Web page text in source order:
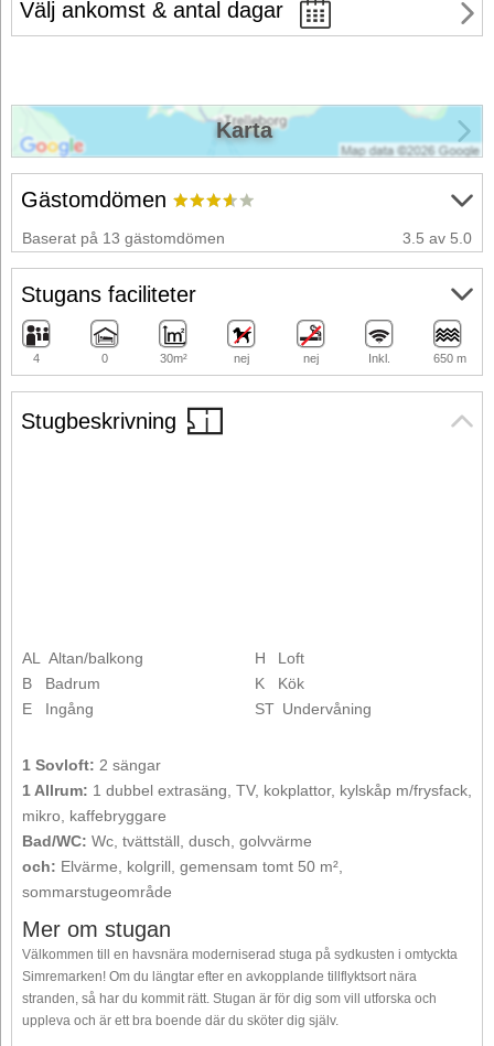
Välj ankomst & antal dagar
Stugbeskrivning
AL
Altan/balkong
B
Badrum
E
Ingång
H
Loft
K
Kök
ST Undervåning
1 Sovloft: 2 sängar
1 Allrum: 1 dubbel extrasäng, TV, kokplattor, kylskåp m/frysfack,
mikro, kaffebryggare
Bad/WC: Wc, tvättställ, dusch, golvvärme
och: Elvärme, kolgrill, gemensam tomt 50 m²,
sommarstugeområde
Mer om stugan
Välkommen till en havsnära moderniserad stuga på sydkusten i omtyckta
Simremarken! Om du längtar efter en avkopplande tillflyktsort nära
stranden, så har du kommit rätt. Stugan är för dig som vill utforska och
uppleva och är ett bra boende där du sköter dig själv.
Gästomdömen
Baserat på 13 gästomdömen 3.5 av 5.0
Stugans faciliteter
4 0 30m² nej nej Inkl. 650 m
Karta